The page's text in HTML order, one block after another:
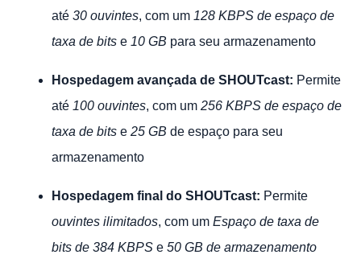
até 30 ouvintes, com um 128 KBPS de espaço de
taxa de bits e 10 GB para seu armazenamento
Hospedagem avançada de SHOUTcast: Permite
até 100 ouvintes, com um 256 KBPS de espaço de
taxa de bits e 25 GB de espaço para seu
armazenamento
Hospedagem final do SHOUTcast: Permite
ouvintes ilimitados, com um Espaço de taxa de
bits de 384 KBPS e 50 GB de armazenamento